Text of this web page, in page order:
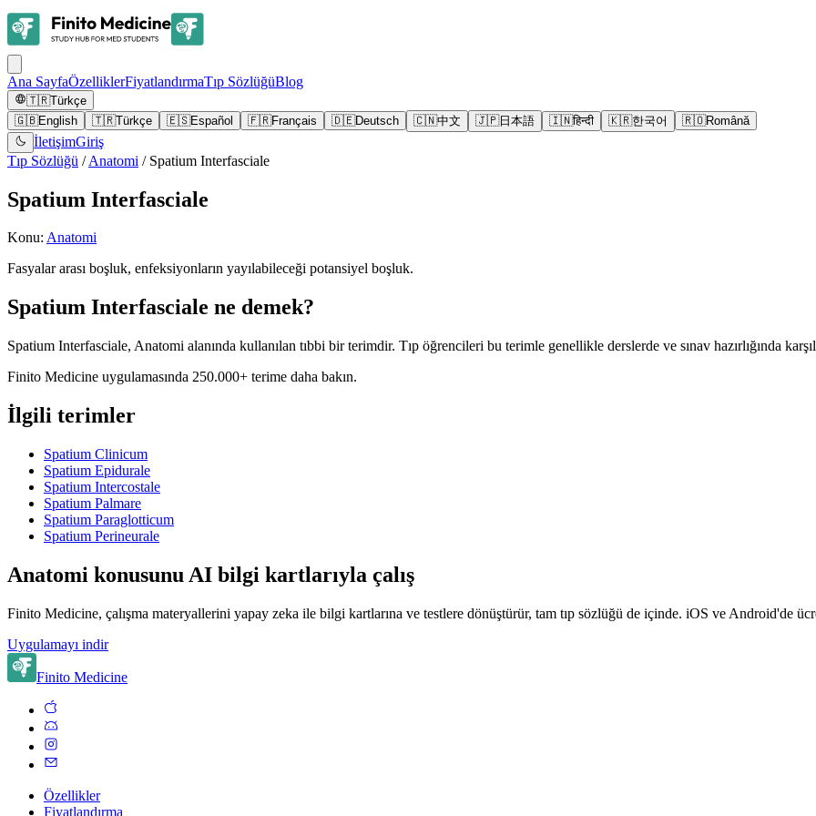
Ana SayfaÖzelliklerFiyatlandırmaTıp SözlüğüBlog
🇹🇷Türkçe
🇬🇧English 🇹🇷Türkçe 🇪🇸Español 🇫🇷Français 🇩🇪Deutsch 🇨🇳中文 🇯🇵日本語 🇮🇳हिन्दी 🇰🇷한국어 🇷🇴Română
İletişimGiriş
Tıp Sözlüğü / Anatomi / Spatium Interfasciale
Spatium Interfasciale
Konu: Anatomi
Fasyalar arası boşluk, enfeksiyonların yayılabileceği potansiyel boşluk.
Spatium Interfasciale ne demek?
Spatium Interfasciale, Anatomi alanında kullanılan tıbbi bir terimdir. Tıp öğrencileri bu terimle genellikle derslerde ve sınav hazırlığında
Finito Medicine uygulamasında 250.000+ terime daha bakın.
İlgili terimler
Spatium Clinicum
Spatium Epidurale
Spatium Intercostale
Spatium Palmare
Spatium Paraglotticum
Spatium Perineurale
Anatomi konusunu AI bilgi kartlarıyla çalış
Finito Medicine, çalışma materyallerini yapay zeka ile bilgi kartlarına ve testlere dönüştürür, tam tıp sözlüğü de içinde. iOS ve Android'de
Uygulamayı indir
Finito Medicine
Özellikler
Fiyatlandırma